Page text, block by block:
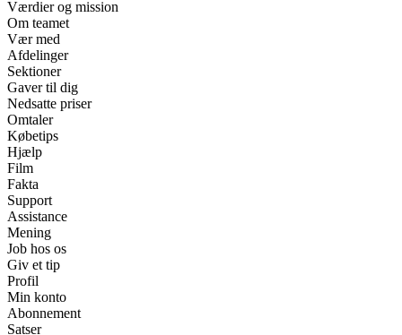
Værdier og mission
Om teamet
Vær med
Afdelinger
Sektioner
Gaver til dig
Nedsatte priser
Omtaler
Købetips
Hjælp
Film
Fakta
Support
Assistance
Mening
Job hos os
Giv et tip
Profil
Min konto
Abonnement
Satser